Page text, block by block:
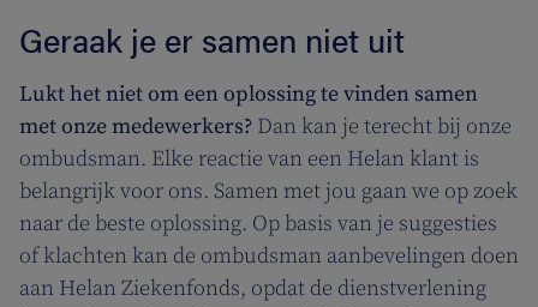
Geraak je er samen niet uit
Lukt het niet om een oplossing te vinden samen
met onze medewerkers? Dan kan je terecht bij onze
ombudsman. Elke reactie van een Helan klant is
belangrijk voor ons. Samen met jou gaan we op zoek
naar de beste oplossing. Op basis van je suggesties
of klachten kan de ombudsman aanbevelingen doen
aan Helan Ziekenfonds, opdat de dienstverlening